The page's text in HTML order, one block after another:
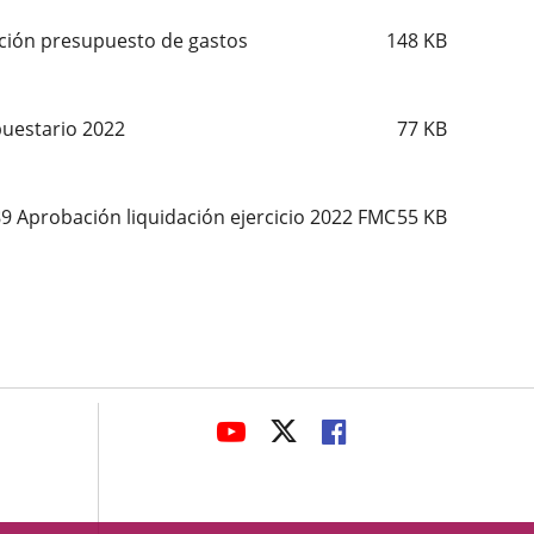
presupuesto de gastos 148 KB
2022 77 KB
Aprobación liquidación ejercicio 2022 FMC55 KB
ENLACE
APLICACIÓN
ENLACE
APLICACIÓN
ENLACE
APLICACIÓN